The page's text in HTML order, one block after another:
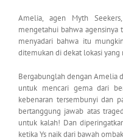
Amelia, agen Myth
mengetahui bahwa
menyadari bahwa itu
ditemukan di dekat lokasi yang
Bergabunglah dengan Amelia
untuk mencari gema dari
kebenaran tersembunyi dan
bertanggung jawab atas
untuk kalah! Dan
ketika Ys naik dari bawah